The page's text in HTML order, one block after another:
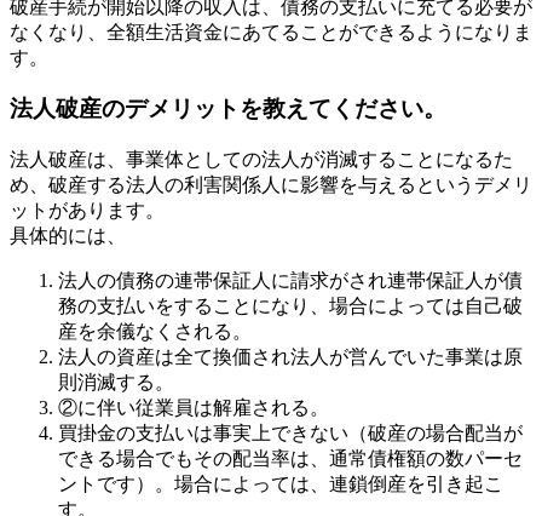
破産手続が開始以降の収入は、債務の支払いに充てる必要が
なくなり、全額生活資金にあてることができるようになりま
す。
法人破産のデメリットを教えてください。
法人破産は、事業体としての法人が消滅することになるた
め、破産する法人の利害関係人に影響を与えるというデメリ
ットがあります。
具体的には、
法人の債務の連帯保証人に請求がされ連帯保証人が債
務の支払いをすることになり、場合によっては自己破
産を余儀なくされる。
法人の資産は全て換価され法人が営んでいた事業は原
則消滅する。
②に伴い従業員は解雇される。
買掛金の支払いは事実上できない（破産の場合配当が
できる場合でもその配当率は、通常債権額の数パーセ
ントです）。場合によっては、連鎖倒産を引き起こ
す。